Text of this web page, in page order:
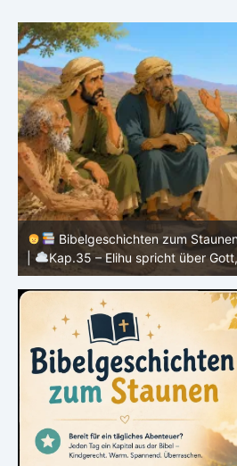
Bibelgeschichten zum
Hiob |
Kap.34 – Elihu spricht